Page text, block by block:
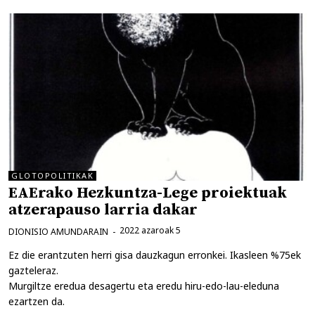
GLOTOPOLITIKAK
EAErako Hezkuntza-Lege proiektuak
atzerapauso larria dakar
2022 azaroak 5
DIONISIO AMUNDARAIN
Ez die erantzuten herri gisa dauzkagun erronkei. Ikasleen %75ek
gazteleraz.
Murgiltze eredua desagertu eta eredu hiru-edo-lau-eleduna
ezartzen da.